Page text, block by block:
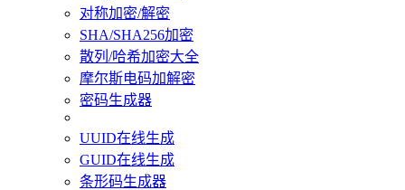
对称加密/解密
SHA/SHA256加密
散列/哈希加密大全
摩尔斯电码加解密
密码生成器
UUID在线生成
GUID在线生成
条形码生成器